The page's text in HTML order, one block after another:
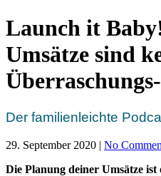
Launch it
Umsätze sind
Der familienleichte
29. September 2020 | No
Die Planung deiner Umsätze ist